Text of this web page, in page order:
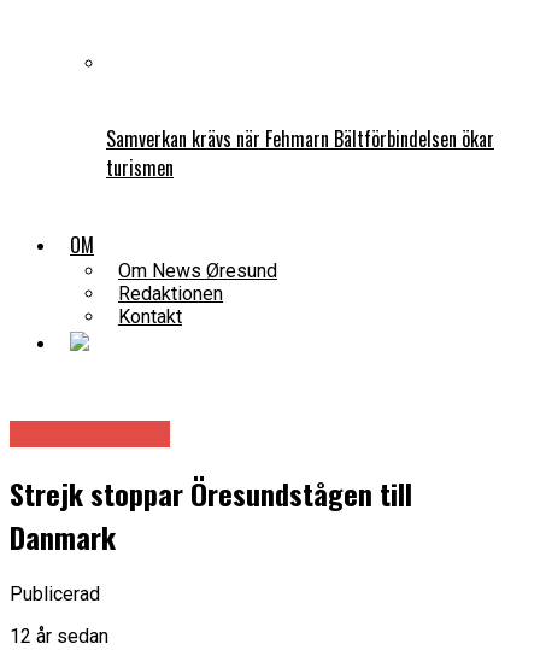
Samverkan krävs när Fehmarn Bältförbindelsen ökar
turismen
OM
Om News Øresund
Redaktionen
Kontakt
Strejk stoppar Öresundstågen till
Danmark
Publicerad
12 år sedan